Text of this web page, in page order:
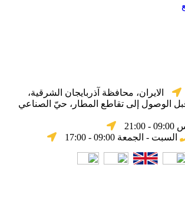
الایران، محافظة آذربایجان الشرقیة،
الوصول إلى تقاطع المطار، حيّ الصناعي
السبت - الجمعة 09:00 - 17:00